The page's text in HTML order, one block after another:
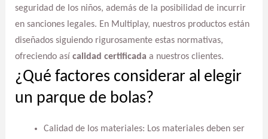
seguridad de los niños, además de la posibilidad de incurrir
en sanciones legales. En Multiplay, nuestros productos están
diseñados siguiendo rigurosamente estas normativas,
ofreciendo así calidad certificada a nuestros clientes.
¿Qué factores considerar al elegir
un parque de bolas?
Calidad de los materiales: Los materiales deben ser